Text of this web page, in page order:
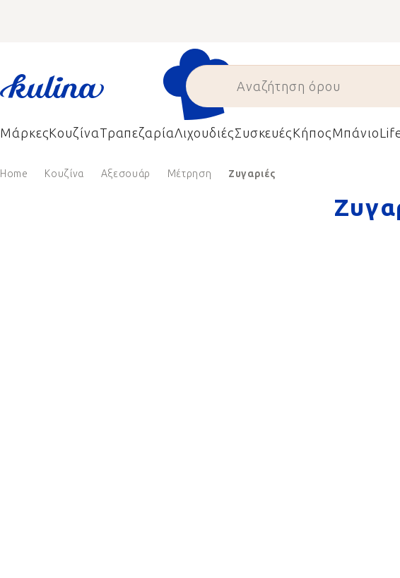
ΜάρκεςΚουζίναΤραπεζαρίαΛιχουδιέςΣυσκευέςΚήποςΜπάνιο
Home Κουζίνα Αξεσουάρ Μέτρηση Ζυγαριές